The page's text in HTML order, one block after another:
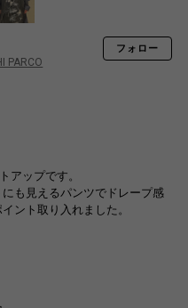
PARCO
フォロー
アップです。
も見えるパンツでドレープ感
ント取り入れました。